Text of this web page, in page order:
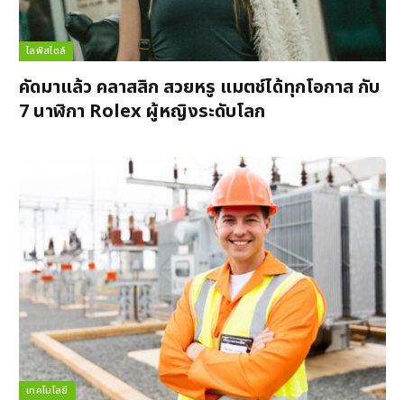
ไลฟ์สไตล์
คัดมาแล้ว คลาสสิก สวยหรู แมตช์ได้ทุกโอกาส กับ
7 นาฬิกา Rolex ผู้หญิงระดับโลก
เทคโนโลยี